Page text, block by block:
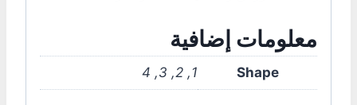
معلومات إضافية
Shape
1, 2, 3, 4